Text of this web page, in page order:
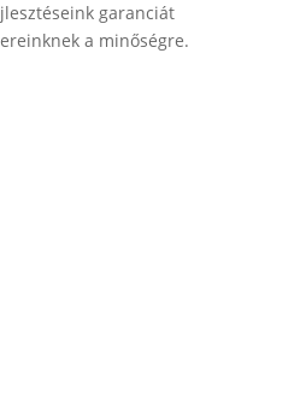
garanciát
a minőségre.